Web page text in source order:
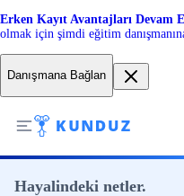
Erken Kayıt Avantajları Devam
olmak için şimdi eğitim
Danışmana Bağlan
Hayalindeki netler.